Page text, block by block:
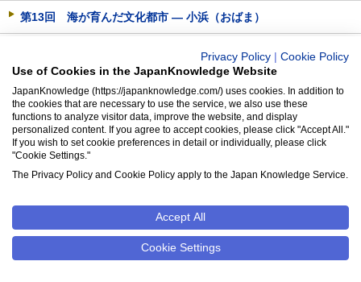
第13回 海が育んだ文化都市 ― 小浜（おばま）
第12回 不入斗村（いりやまずむら）
第10回 頭髪にまつわる地名の話
第９回 あなたもチャレンジ！ 難読地名～十二支編
第８回 あなたもチャレンジ！ 難読地名～虫類編（２）
第７回 あなたもチャレンジ！ 難読地名～虫類編（１）
第６回 あなたもチャレンジ！ 難読地名～鳥獣編（４）
Privacy Policy
Cookie Policy
Use of Cookies in the JapanKnowledge Website
JapanKnowledge (https://japanknowledge.com/) uses cookies. In addition to
the cookies that are necessary to use the service, we also use these
functions to analyze visitor data, improve the website, and display
personalized content. If you agree to accept cookies, please click "Accept All."
If you wish to set cookie preferences in detail or individually, please click
"Cookie Settings."
The Privacy Policy and Cookie Policy apply to the Japan Knowledge Service.
Accept All
Cookie Settings